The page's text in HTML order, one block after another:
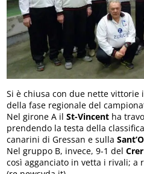
Si è chiusa con due nette vittorie
della fase regionale del
Nel girone A ilSt-Vincent ha
prendendo la testa della
canarini di Gressan e sulla
Nel gruppo B, invece, 9-1 delCrer
così agganciato in vetta i rivali; a